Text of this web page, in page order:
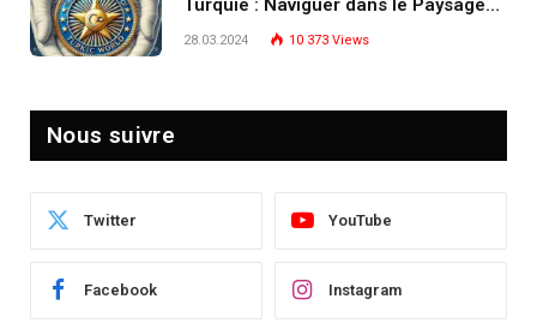
Turquie : Naviguer dans le Paysage
Post-Crise
28.03.2024 10 373 Views
Nous suivre
Twitter YouTube
Facebook Instagram